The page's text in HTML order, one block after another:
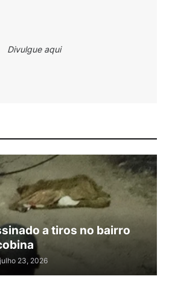
Divulgue aqui
a tiros no bairro
julho 23, 2026